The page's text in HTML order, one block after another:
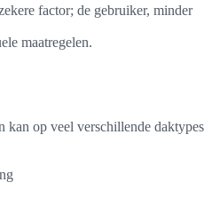
factor; de gebruiker, minder
maatregelen.
op veel verschillende daktypes